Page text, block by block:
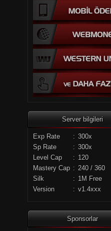
Server bilgileri
Exp Rate : 300x
Sp Rate
: 300x
Level Cap
: 120
Mastery Cap : 240 / 360
Silk
: 1M Free
Version
: v1.4xxx
Sponsorlar